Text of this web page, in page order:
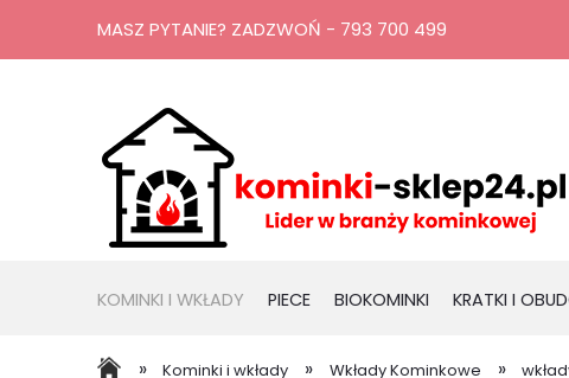
KOMINKI I WKŁADY PIECE BIOKOMINKI KRATKI I
RURY, KOMINY PROMOCJE
» Kominki i wkłady » Wkłady Kominkowe »
MASZ PYTANIE? ZADZWOŃ - 793 700 499